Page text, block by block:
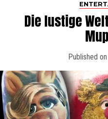
Die lustige
Published on